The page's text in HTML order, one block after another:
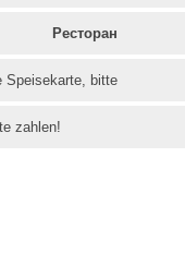
Ресторан
Speisekarte, bitte
zahlen!